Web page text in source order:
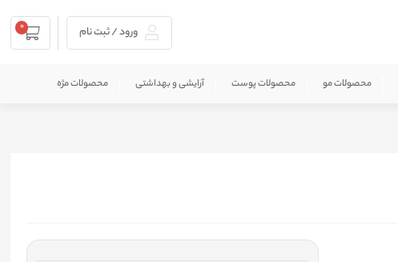
ورود / ثبت نام 0
محصولات مو محصولات پوست آرایشی و بهداشتی محصولات مژه